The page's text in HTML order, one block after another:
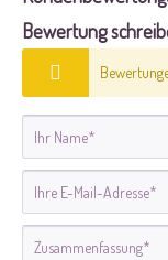
Bewertung